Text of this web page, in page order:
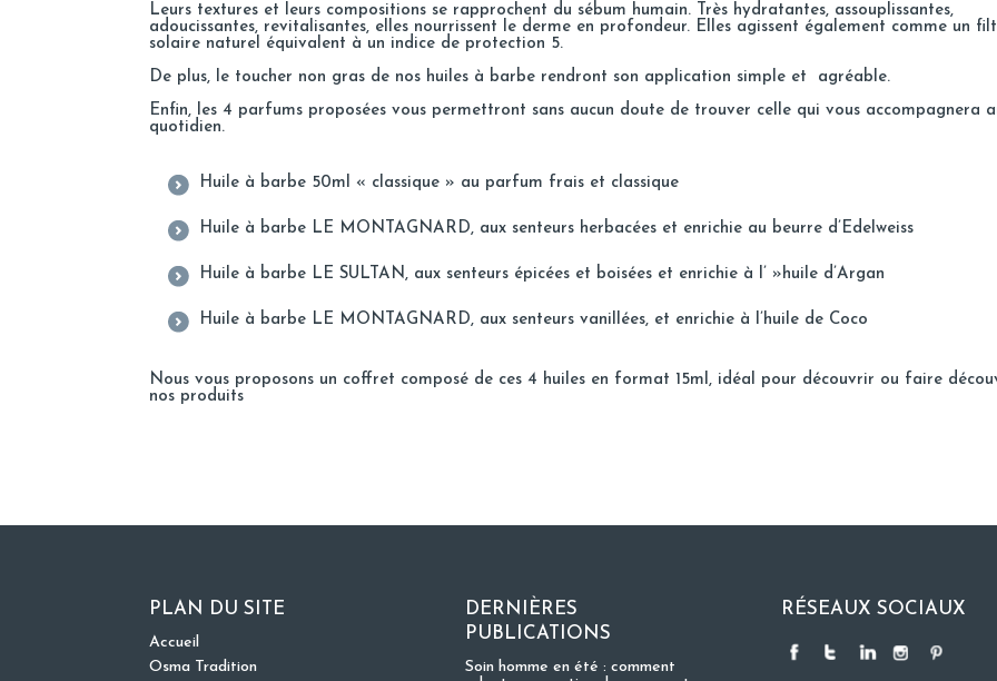
Leurs textures et leurs compositions se rapprochent du sébum humain. Très hydratantes, assouplissantes,
adoucissantes, revitalisantes, elles nourrissent le derme en profondeur. Elles agissent également comme un
solaire naturel équivalent à un indice de protection 5.
De plus, le toucher non gras de nos huiles à barbe rendront son application simple et agréable.
Enfin, les 4 parfums proposées vous permettront sans aucun doute de trouver celle qui vous accompagnera
quotidien.
Huile à barbe 50ml « classique » au parfum frais et classique
Huile à barbe LE MONTAGNARD, aux senteurs herbacées et enrichie au beurre d’Edelweiss
Huile à barbe LE SULTAN, aux senteurs épicées et boisées et enrichie à l’ »huile d’Argan
Huile à barbe LE MONTAGNARD, aux senteurs vanillées, et enrichie à l’huile de Coco
Nous vous proposons un coffret composé de ces 4 huiles en format 15ml, idéal pour découvrir ou faire
nos produits
PLAN DU SITE
Accueil
Osma Tradition
DERNIÈRES
PUBLICATIONS
Soin homme en été : comment
RÉSEAUX SOCIAUX